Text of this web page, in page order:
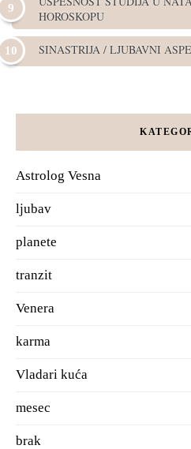
HOROSKOPU
SINASTRIJA / LJUBAVNI
Astrolog Vesna
ljubav
planete
tranzit
Venera
karma
Vladari kuća
mesec
brak